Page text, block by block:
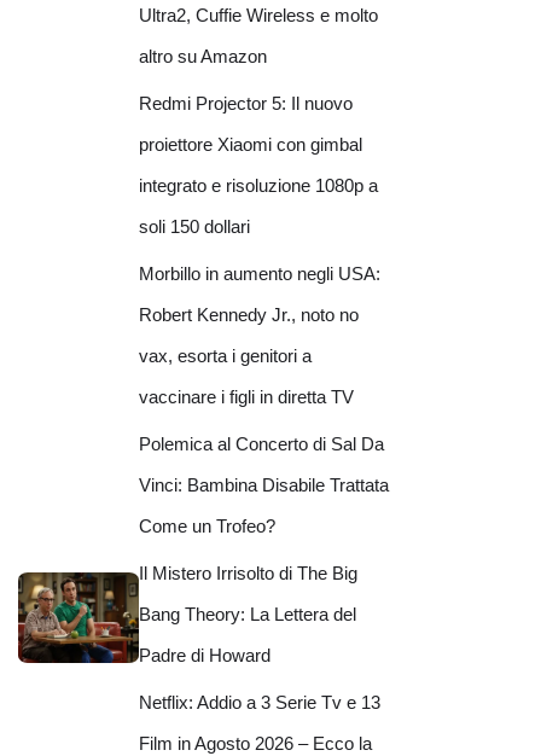
Ultra2, Cuffie Wireless e molto
altro su Amazon
Redmi Projector 5: Il nuovo
proiettore Xiaomi con gimbal
integrato e risoluzione 1080p a
soli 150 dollari
Morbillo in aumento negli USA:
Robert Kennedy Jr., noto no
vax, esorta i genitori a
vaccinare i figli in diretta TV
Polemica al Concerto di Sal Da
Vinci: Bambina Disabile Trattata
Come un Trofeo?
Il Mistero Irrisolto di The Big
Bang Theory: La Lettera del
Padre di Howard
Netflix: Addio a 3 Serie Tv e 13
Film in Agosto 2026 – Ecco la